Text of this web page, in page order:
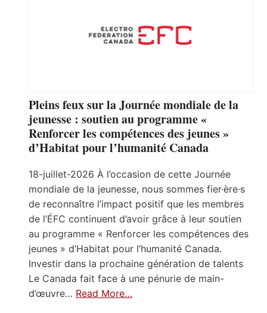
Pleins feux sur la Journée mondiale de la
jeunesse : soutien au programme «
Renforcer les compétences des jeunes »
d’Habitat pour l’humanité Canada
18-juillet-2026 À l’occasion de cette Journée
mondiale de la jeunesse, nous sommes fier·ère·s
de reconnaître l’impact positif que les membres
de l’ÉFC continuent d’avoir grâce à leur soutien
au programme « Renforcer les compétences des
jeunes » d’Habitat pour l’humanité Canada.
Investir dans la prochaine génération de talents
Le Canada fait face à une pénurie de main-
d’œuvre… Read More…